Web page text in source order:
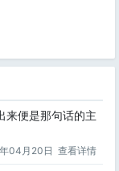
来便是那句话的主
04月20日 查看详情